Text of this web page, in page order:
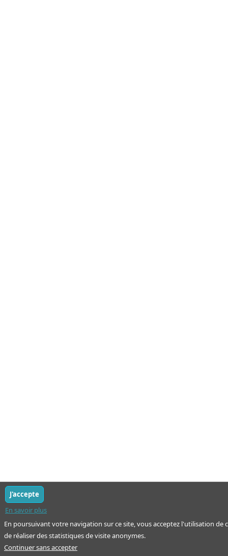
En poursuivant votre navigation sur ce site, vous acceptez l'utilisation de
de réaliser des statistiques de visite anonymes.
En savoir plus
J'accepte
Continuer sans accepter